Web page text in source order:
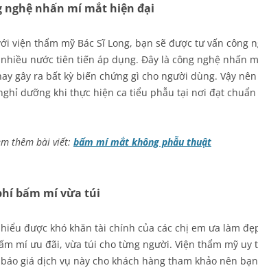
nghệ nhấn mí mắt hiện đại
viện thẩm mỹ Bác Sĩ Long, bạn sẽ được tư vấn công
nước tiên tiến áp dụng. Đây là công nghệ nhấn
gây ra bất kỳ biến chứng gì cho người dùng. Vậy
dưỡng khi thực hiện ca tiểu phẫu tại nơi đạt chuẩn
thêm bài viết: bấm mí mắt không phẫu thuật
bấm mí vừa túi
được khó khăn tài chính của các chị em ưa làm
mí ưu đãi, vừa túi cho từng người. Viện thẩm mỹ uy
giá dịch vụ này cho khách hàng tham khảo nên